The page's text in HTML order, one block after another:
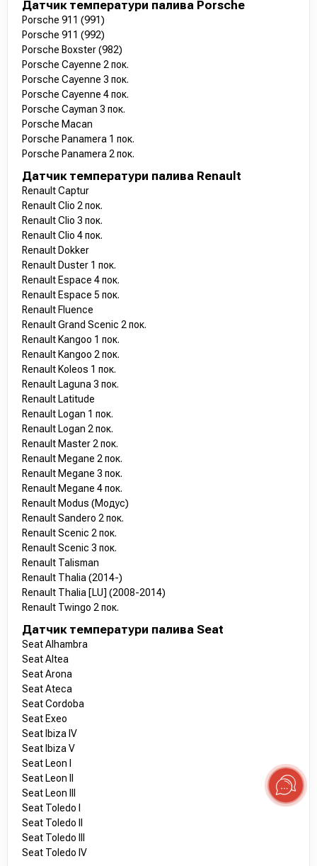
Датчик температури палива Porsche
Porsche 911 (991)
Porsche 911 (992)
Porsche Boxster (982)
Porsche Cayenne 2 пок.
Porsche Cayenne 3 пок.
Porsche Cayenne 4 пок.
Porsche Cayman 3 пок.
Porsche Macan
Porsche Panamera 1 пок.
Porsche Panamera 2 пок.
Датчик температури палива Renault
Renault Captur
Renault Clio 2 пок.
Renault Clio 3 пок.
Renault Clio 4 пок.
Renault Dokker
Renault Duster 1 пок.
Renault Espace 4 пок.
Renault Espace 5 пок.
Renault Fluence
Renault Grand Scenic 2 пок.
Renault Kangoo 1 пок.
Renault Kangoo 2 пок.
Renault Koleos 1 пок.
Renault Laguna 3 пок.
Renault Latitude
Renault Logan 1 пок.
Renault Logan 2 пок.
Renault Master 2 пок.
Renault Megane 2 пок.
Renault Megane 3 пок.
Renault Megane 4 пок.
Renault Modus (Модус)
Renault Sandero 2 пок.
Renault Scenic 2 пок.
Renault Scenic 3 пок.
Renault Talisman
Renault Thalia (2014-)
Renault Thalia [LU] (2008-2014)
Renault Twingo 2 пок.
Датчик температури палива Seat
Seat Alhambra
Seat Altea
Seat Arona
Seat Ateca
Seat Cordoba
Seat Exeo
Seat Ibiza IV
Seat Ibiza V
Seat Leon I
Seat Leon II
Seat Leon III
Seat Toledo I
Seat Toledo II
Seat Toledo III
Seat Toledo IV